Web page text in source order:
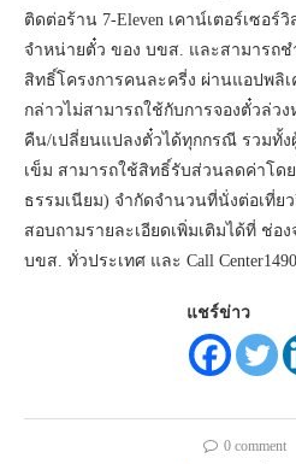
ติดต่อร้าน 7-Eleven เคาน์เตอร์เซอ
จำหน่ายตั๋ว ของ บขส. และสามารถ
สิทธิ์โครงการคนละครี่ง ผ่านแอปพลิเ
กล่าวไม่สามารถใช้กับการจองตั๋วล่ว
คืน/เปลี่ยนแปลงตั๋วได้ทุกกรณี รวมทั้
เข็ม สามารถใช้สิทธิ์รับส่วนลดค่าโด
ธรรมเนียม) จำกัดจำนวนที่นั่งต่อเที่ย
สอบถามรายละเอียดเพิ่มเติมได้ที่ ช่อ
บขส. ทั่วประเทศ และ Call
แชร์ข่าว
0 comment